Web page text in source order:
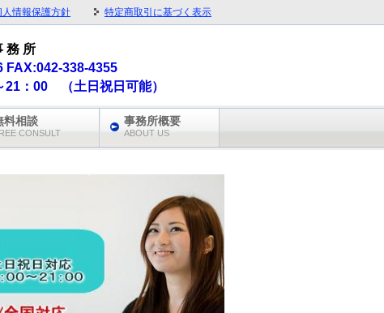
人情報保護方針 特定商取引に基づく表示
務 所
FAX:042-338-4355
21：00 （土日祝日可能）
料相談
CONSULT
事務所概要
ABOUT US